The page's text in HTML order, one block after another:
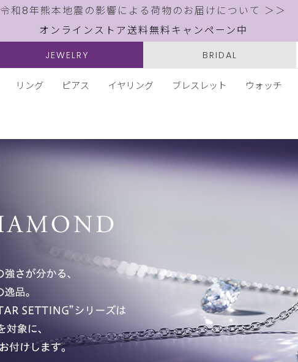
令和8年熊本地震の影響による荷物のお届けについて ＞＞
オンラインストア送料無料キャンペーン中
JEWELRY BRIDAL
リング ピアス イヤリング ブレスレット ウォッチ